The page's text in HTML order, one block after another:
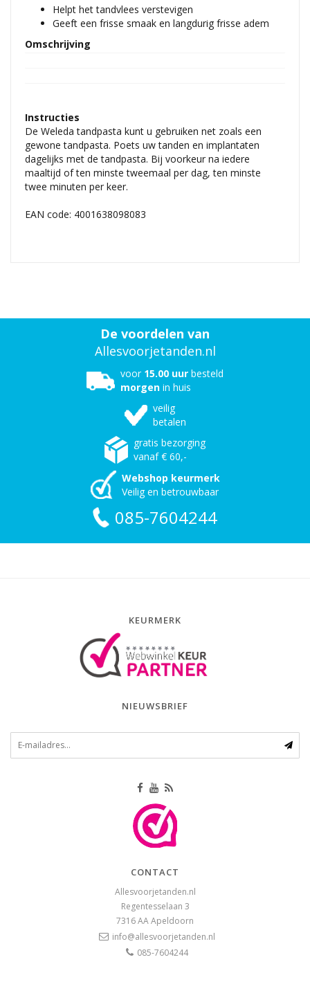
Helpt het tandvlees verstevigen
Geeft een frisse smaak en langdurig frisse adem
Omschrijving
Instructies
De Weleda tandpasta kunt u gebruiken net zoals een
gewone tandpasta. Poets uw tanden en implantaten
dagelijks met de tandpasta. Bij voorkeur na iedere
maaltijd of ten minste tweemaal per dag, ten minste
twee minuten per keer.
EAN code: 4001638098083
De voordelen van
Allesvoorjetanden.nl
voor 15.00 uur besteld
morgen in huis
veilig
betalen
gratis bezorging
vanaf € 60,-
Webshop keurmerk
Veilig en betrouwbaar
085-7604244
KEURMERK
NIEUWSBRIEF
CONTACT
Allesvoorjetanden.nl
Regentesselaan 3
7316 AAApeldoorn
info@allesvoorjetanden.nl
085-7604244